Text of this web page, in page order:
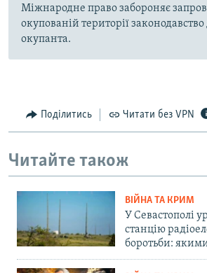
Міжнародне право забороняє
окупованій території
окупанта.
Поділитись Читати без VPN
Читайте також
ВІЙНА ТА КРИМ
У Севастополі
станцію
боротьби: